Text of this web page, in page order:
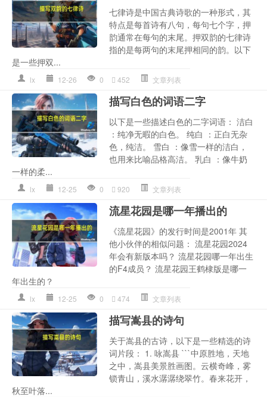
七律诗是中国古典诗歌的一种形式，其
特点是每首诗有八句，每句七个字，押
韵通常在每句的末尾。押双韵的七律诗
指的是每两句的末尾押相同的韵。以下
是一些押双...
lx 12-26 0 452 文章列表
描写白色的词语二字
以下是一些描述白色的二字词语： 洁白
：纯净无暇的白色。 纯白 ：正白无杂
色，纯洁。 雪白 ：像雪一样的洁白，
也用来比喻品格高洁。 乳白 ：像牛奶
一样的柔...
lx 12-25 0 920 文章列表
流星花园是哪一年播出的
《流星花园》的发行时间是2001年 其
他小伙伴的相似问题： 流星花园2024
年会有新版本吗？ 流星花园哪一年出生
的F4成员？ 流星花园王鹤棣版是哪一
年出生的？
lx 12-25 0 474 文章列表
描写嵩县的诗句
关于嵩县的古诗，以下是一些精选的诗
词片段： 1. 咏嵩县 ```中原胜地，天地
之中，嵩县美景胜画图。云横奇峰，雾
锁青山，溪水潺潺绕翠竹。春来花开，
秋至叶落...